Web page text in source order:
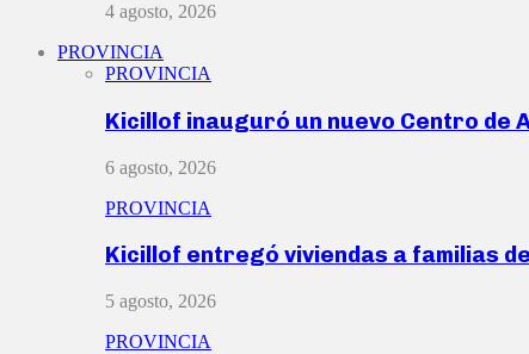
4 agosto, 2026
PROVINCIA
PROVINCIA
Kicillof inauguró un nuevo Centro de
6 agosto, 2026
PROVINCIA
Kicillof entregó viviendas a familias
5 agosto, 2026
PROVINCIA